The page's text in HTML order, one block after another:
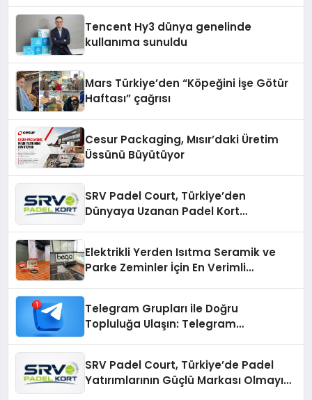
Tencent Hy3 dünya genelinde
kullanıma sunuldu
Mars Türkiye’den “Köpeğini İşe Götür
Haftası” çağrısı
Cesur Packaging, Mısır’daki Üretim
Üssünü Büyütüyor
SRV Padel Court, Türkiye’den
Dünyaya Uzanan Padel Kort
Elektrikli Yerden Isıtma Seramik ve
Parke Zeminler İçin En Verimli
Telegram Grupları ile Doğru
Topluluğa Ulaşın: Telegram
SRV Padel Court, Türkiye’de Padel
Yatırımlarının Güçlü Markası Olmayı